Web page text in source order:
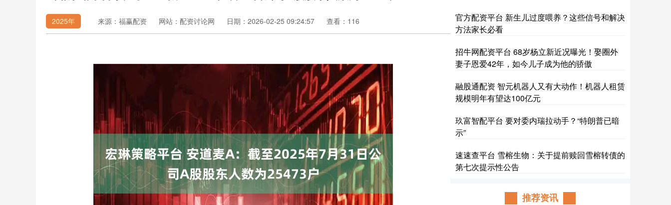
2025年 来源：福赢配资 网站：配资讨论网 日期：2026-02-25 09:24:57 查看：116
官方配资平台 新生儿过度喂养？这些信号和解决
方法家长必看
招牛网配资平台 68岁杨立新近况曝光！娶圈外
妻子恩爱42年，如今儿子成为他的骄傲
融股通配资 智元机器人又有大动作！机器人租赁
规模明年有望达100亿元
玖富智配平台 要对委内瑞拉动手？“特朗普已暗
示”
速速查平台 雪榕生物：关于提前赎回雪榕转债的
第七次提示性公告
推荐资讯